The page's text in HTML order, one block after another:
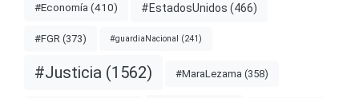
#Economía (410) #EstadosUnidos (466)
#FGR (373) #guardiaNacional (241)
#Justicia (1562) #MaraLezama (358)